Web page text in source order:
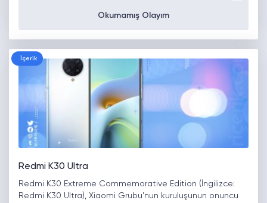
Okumamış Olayım
İçerik
Redmi K30 Ultra
Redmi K30 Extreme Commemorative Edition (İngilizce:
Redmi K30 Ultra), Xiaomi Grubu'nun kuruluşunun onuncu